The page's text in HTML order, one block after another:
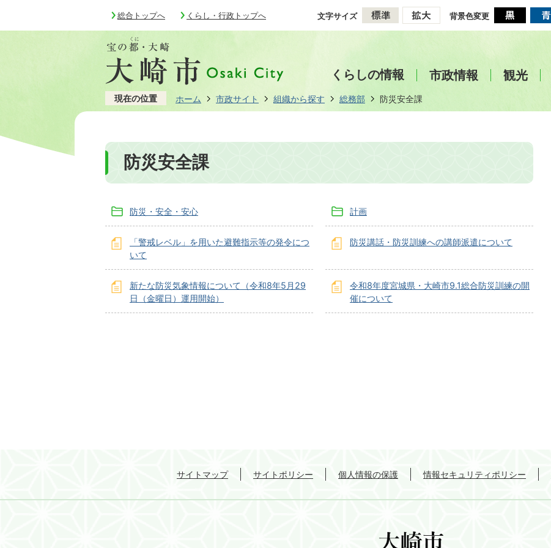
総合トップへ くらし・行政トップへ 文字サイズ 背景色変更
くらしの情報 市政情報 観光
現在の位置 ホーム 市政サイト 組織から探す 総務部 防災安全課
防災安全課
防災・安全・安心 計画
「警戒レベル」を用いた避難指示等の発令につ
いて
防災講話・防災訓練への講師派遣について
新たな防災気象情報について（令和8年5月29
日（金曜日）運用開始）
令和8年度宮城県・大崎市9.1総合防災訓練の開
催について
サイトマップ サイトポリシー 個人情報の保護 情報セキュリティポリシー